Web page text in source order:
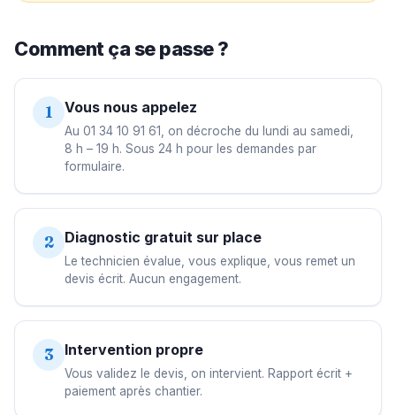
Comment ça se passe ?
1 Vous nous appelez
Au 01 34 10 91 61, on décroche du lundi au samedi,
8 h – 19 h. Sous 24 h pour les demandes par
formulaire.
2 Diagnostic gratuit sur place
Le technicien évalue, vous explique, vous remet un
devis écrit. Aucun engagement.
3 Intervention propre
Vous validez le devis, on intervient. Rapport écrit +
paiement après chantier.